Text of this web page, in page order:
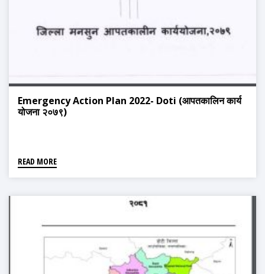
Emergency Action Plan 2022- Doti (आपतकालिन कार्य
योजना २०७९)
READ MORE